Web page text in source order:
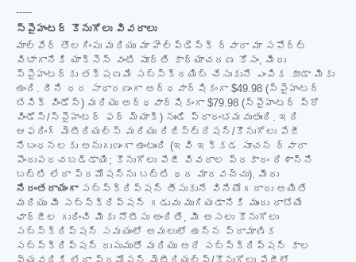
-----
స్పైహంటర్ కొనుగోలు వివరాలు
మాల్‌వేర్ తొలగింపు మరియు మా హెల్ప్‌డెస్క్ ద్వారా మా సపోర్ట్
విభాగానికి యాక్సెస్ వంటి పూర్తి కార్యాచరణ కోసం, మీరు
స్పైహంటర్‌కు తక్షణమే సబ్‌స్క్రయిబ్ చేసుకునే ఎంపిక కూడా మీకు
ఉంది. దీని ధర సాధారణంగా అర్ధవార్షికంగా $49.98 (స్పైహంటర్
బేసిక్ విండోస్) మరియు అర్ధవార్షికంగా $79.98 (స్పైహంటర్ ప్రో
విండోస్/స్పైహంటర్ ఫర్ మ్యాక్) నుండి ప్రారంభమవుతుంది. ఇది
ఆఫరింగ్ మెటీరియల్స్ మరియు రిజిస్ట్రేషన్/కొనుగోలు పేజీ
నిబంధనలకు అనుగుణంగా ఉంటుంది (ఇవి ఇక్కడ సూచన ద్వారా
పొందుపరచబడ్డాయి; కొనుగోలు పేజీ వివరాల ప్రకారం దేశాన్ని
బట్టి లేదా ప్రమోషన్‌ను బట్టి ధర మారవచ్చు). మీరు
నిరంతరాయంగాసబ్‌స్క్రిప్షన్ తీసుకునే వినియోగదారు అయితే
మరియు మీ సబ్‌స్క్రిప్షన్ గడువు ముగియడానికి ముందు రాబోయే
ఛార్జీల గురించి మీకు నోటీసు అందితే, మీ అసలు కొనుగోలు
సబ్‌స్క్రిప్షన్ సమయంలో అమలులో ఉన్న ప్రామాణిక
సబ్‌స్క్రిప్షన్ రుసుముతో మరియు అదే సబ్‌స్క్రిప్షన్ కాల